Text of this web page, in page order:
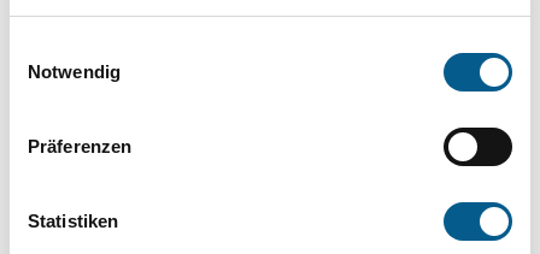
Notwendig
Präferenzen
Statistiken
Kategorien verfeinert werden.
Suchen
Aktive Filter: